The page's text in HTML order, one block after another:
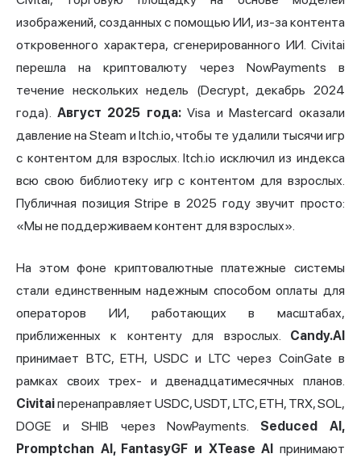
изображений, созданных с помощью ИИ, из-за контента
откровенного характера, сгенерированного ИИ. Civitai
перешла на криптовалюту через NowPayments в
течение нескольких недель (Decrypt, декабрь 2024
года). Август 2025 года:Visa и Mastercard оказали
давление на Steam и Itch.io, чтобы те удалили тысячи игр
с контентом для взрослых. Itch.io исключил из индекса
всю свою библиотеку игр с контентом для взрослых.
Публичная позиция Stripe в 2025 году звучит просто:
«Мы не поддерживаем контент для взрослых».
На этом фоне криптовалютные платежные системы
стали единственным надежным способом оплаты для
операторов ИИ, работающих в масштабах,
приближенных к контенту для взрослых. Candy.AI
принимает BTC, ETH, USDC и LTC через CoinGate в
рамках своих трех- и двенадцатимесячных планов.
Civitaiперенаправляет USDC, USDT, LTC, ETH, TRX, SOL,
DOGE и SHIB через NowPayments. Seduced AI,
Promptchan AI, FantasyGF и XTease AI принимают